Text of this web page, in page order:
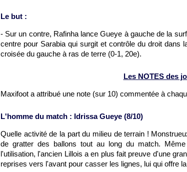
Le but :
- Sur un contre, Rafinha lance Gueye à gauche de la
centre pour Sarabia qui surgit et contrôle du droit dans
croisée du gauche à ras de terre (0-1, 20e).
Les NOTES des
Maxifoot a attribué une note (sur 10) commentée à
L'homme du match : Idrissa Gueye (8/10)
Quelle activité de la part du milieu de terrain !
de gratter des ballons tout au long du match.
l'utilisation, l'ancien Lillois a en plus fait preuve d'une
reprises vers l'avant pour casser les lignes, lui qui offre